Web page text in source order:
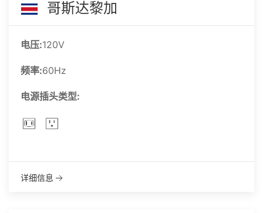
哥斯达黎加
电压:120V
频率:60Hz
电源插头类型:
详细信息